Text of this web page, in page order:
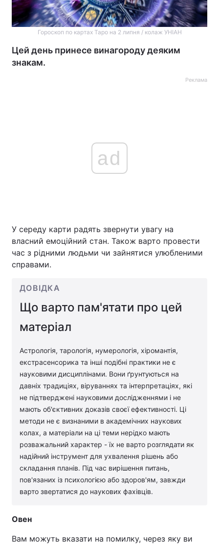
Гороскоп по картах Таро на 2 липня / колаж УНІАН
Цей день принесе винагороду деяким
знакам.
Реклама
ad
У середу карти радять звернути увагу на
власний емоційний стан. Також варто провести
час з рідними людьми чи зайнятися улюбленими
справами.
ДОВІДКА
Що варто пам'ятати про цей
матеріал
Астрологія, тарологія, нумерологія, хіромантія,
екстрасенсорика та інші подібні практики не є
науковими дисциплінами. Вони ґрунтуються на
давніх традиціях, віруваннях та інтерпретаціях, які
не підтверджені науковими дослідженнями і не
мають об'єктивних доказів своєї ефективності. Ці
методи не є визнаними в академічних наукових
колах, а матеріали на ці теми нерідко мають
розважальний характер - їх не варто розглядати як
надійний інструмент для ухвалення рішень або
складання планів. Під час вирішення питань,
пов'язаних із психологією або здоров'ям, завжди
варто звертатися до наукових фахівців.
Овен
Вам можуть вказати на помилку, через яку ви